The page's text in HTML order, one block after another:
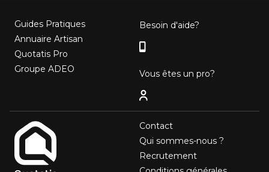
Contact
Qui sommes-nous ?
Recrutement
Guides Pratiques
Annuaire Artisan
Quotatis Pro
Groupe ADEO
Besoin d'aide?
Vous êtes un pro?